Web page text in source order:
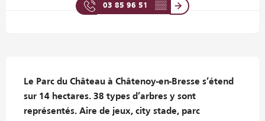
03 85 96 51 ▒▒
Le Parc du Château à Châtenoy-en-Bresse s’étend
sur 14 hectares. 38 types d’arbres y sont
représentés. Aire de jeux, city stade, parc